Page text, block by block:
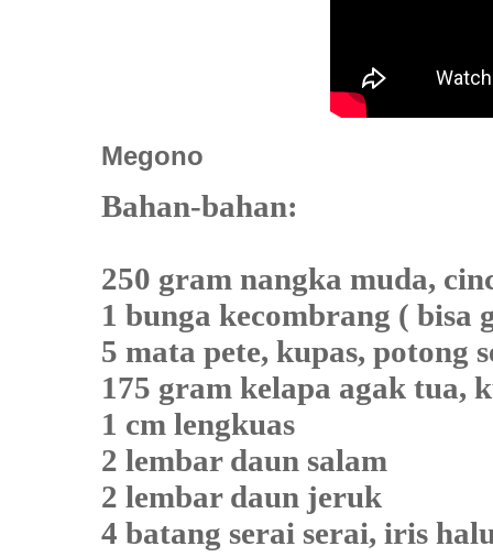
Megono
Bahan-bahan:
250 gram nangka muda,
1 bunga kecombrang ( bisa
5 mata pete, kupas, potong
175 gram kelapa agak tua,
1 cm lengkuas
2 lembar daun salam
2 lembar daun jeruk
4 batang serai serai, iris